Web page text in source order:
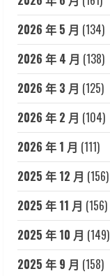
2026 年 5 月 (134)
2026 年 4 月 (138)
2026 年 3 月 (125)
2026 年 2 月 (104)
2026 年 1 月 (111)
2025 年 12 月 (156)
2025 年 11 月 (156)
2025 年 10 月 (149)
2025 年 9 月 (158)